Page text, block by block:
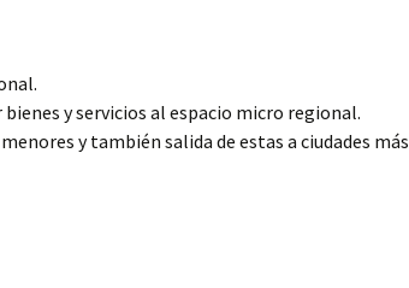
y servicios al espacio micro regional.
y también salida de estas a ciudades más